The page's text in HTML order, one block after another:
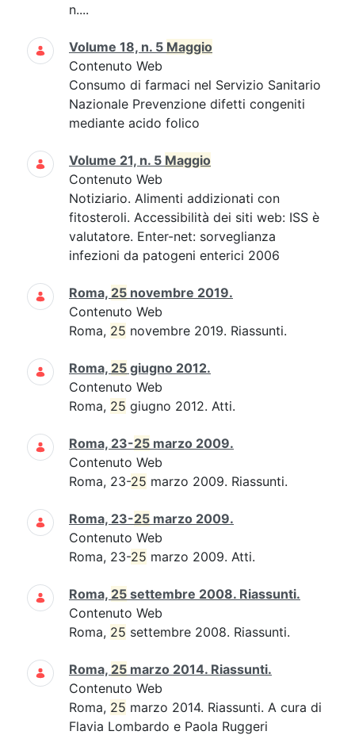
n....
Volume 18, n. 5 Maggio
Contenuto Web
Consumo di farmaci nel Servizio Sanitario
Nazionale Prevenzione difetti congeniti
mediante acido folico
Volume 21, n. 5 Maggio
Contenuto Web
Notiziario. Alimenti addizionati con
fitosteroli. Accessibilità dei siti web: ISS è
valutatore. Enter-net: sorveglianza
infezioni da patogeni enterici 2006
Roma, 25 novembre 2019.
Contenuto Web
Roma, 25 novembre 2019. Riassunti.
Roma, 25 giugno 2012.
Contenuto Web
Roma, 25 giugno 2012. Atti.
Roma, 23-25 marzo 2009.
Contenuto Web
Roma, 23-25 marzo 2009. Riassunti.
Roma, 23-25 marzo 2009.
Contenuto Web
Roma, 23-25 marzo 2009. Atti.
Roma, 25 settembre 2008. Riassunti.
Contenuto Web
Roma, 25 settembre 2008. Riassunti.
Roma, 25 marzo 2014. Riassunti.
Contenuto Web
Roma, 25 marzo 2014. Riassunti. A cura di
Flavia Lombardo e Paola Ruggeri